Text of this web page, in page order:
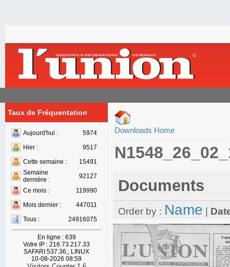
Taux de Fréquentation
Aujourd'hui :
5974
Hier :
9517
Cette semaine :
15491
Semaine
dernière :
92127
Ce mois :
119990
Mois dernier :
447011
Tous :
24916075
En ligne : 639
Votre IP : 216.73.217.33
SAFARI 537.36;, LINUX
10-08-2026 08:59
Downloads Home
Documents
Order by : Name